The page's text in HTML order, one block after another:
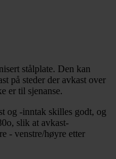
stålplate. Den kan
på steder der avkast over
er til sjenanse.
og -inntak skilles godt, og
slik at avkast-
- venstre/høyre etter